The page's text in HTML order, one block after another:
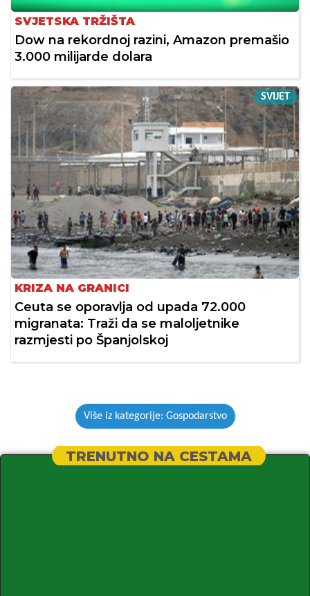
SVJETSKA TRŽIŠTA
Dow na rekordnoj razini, Amazon premašio
3.000 milijarde dolara
SVIJET
KRIZA NA GRANICI
Ceuta se oporavlja od upada 72.000
migranata: Traži da se maloljetnike
razmjesti po Španjolskoj
Više iz kategorije: Gospodarstvo
TRENUTNO NA CESTAMA